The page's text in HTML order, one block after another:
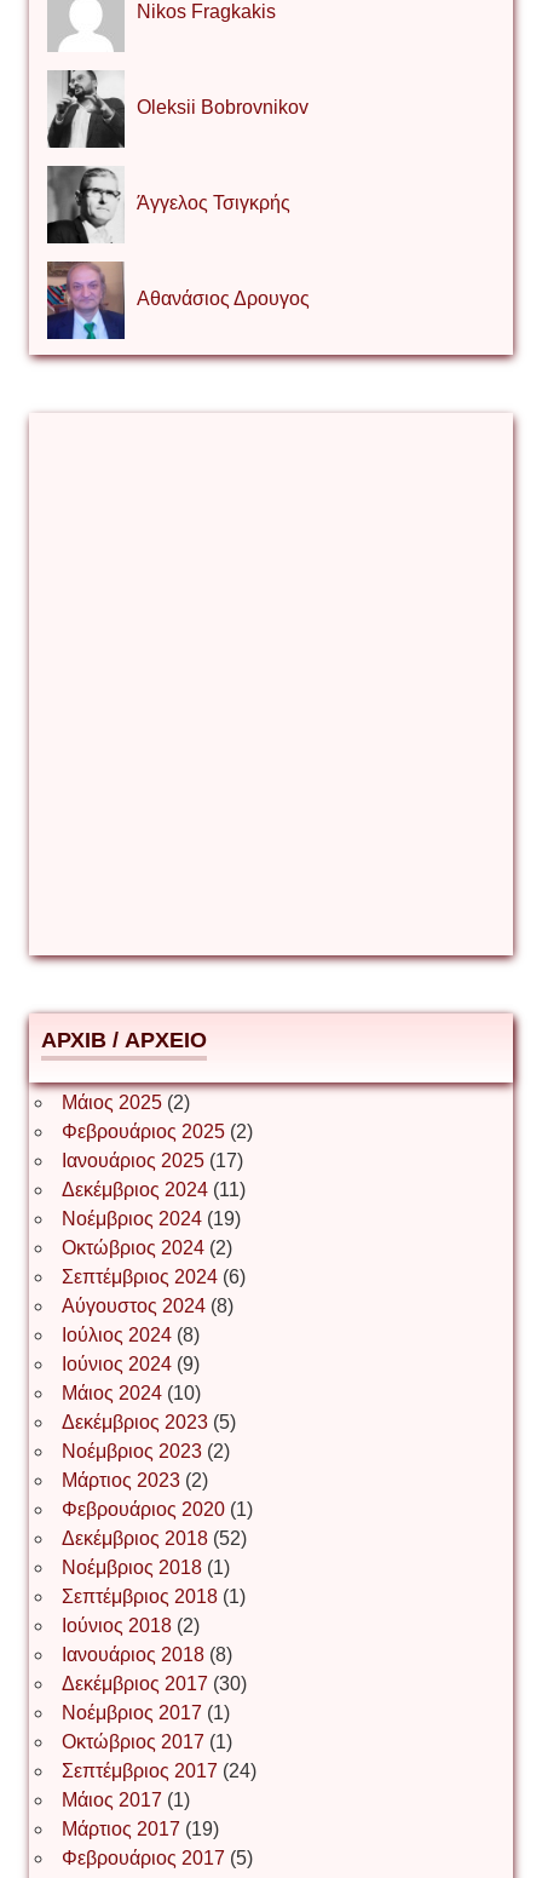
Nikos Fragkakis
Oleksii Bobrovnikov
Άγγελος Τσιγκρής
Αθανάσιος Δρουγος
Δημήτριος Ζακοντινός
ΕΥΑΓΓΕΛΟΣ ΜΩΚΟΣ
Ιωάννης Σ. Παπαφλωράτος
ΝΙΚΟΣ ΓΑΤΟΣ
Νίκος Λυγερός
Іван Буртик
Іван Наконечний
Інга Короткевич
Ірина Ключковська
Ірина Наконечна
АРХІВ / ΑΡΧΕΙΟ
Μάιος 2025(2)
Φεβρουάριος 2025(2)
Ιανουάριος 2025(17)
Δεκέμβριος 2024(11)
Νοέμβριος 2024(19)
Οκτώβριος 2024(2)
Σεπτέμβριος 2024(6)
Αύγουστος 2024(8)
Ιούλιος 2024(8)
Ιούνιος 2024(9)
Μάιος 2024(10)
Δεκέμβριος 2023(5)
Νοέμβριος 2023(2)
Μάρτιος 2023(2)
Φεβρουάριος 2020(1)
Δεκέμβριος 2018(52)
Νοέμβριος 2018(1)
Σεπτέμβριος 2018(1)
Ιούνιος 2018(2)
Ιανουάριος 2018(8)
Δεκέμβριος 2017 (30)
Νοέμβριος 2017 (1)
Οκτώβριος 2017 (1)
Σεπτέμβριος 2017 (24)
Μάιος 2017 (1)
Μάρτιος 2017 (19)
Φεβρουάριος 2017 (5)